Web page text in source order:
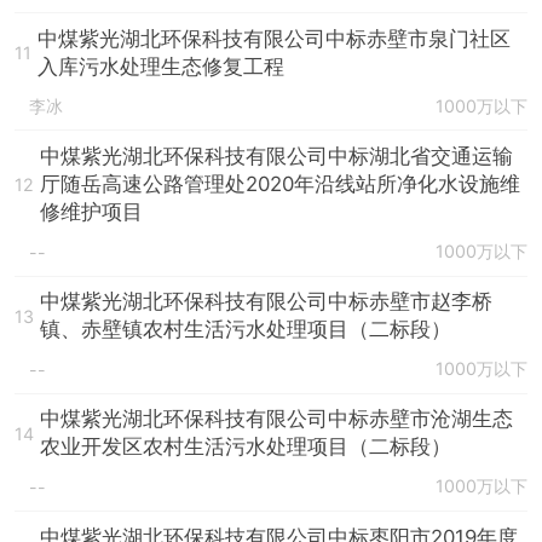
11
中煤紫光湖北环保科技有限公司中标赤壁市泉门社区
入库污水处理生态修复工程
李冰 1000万以下
12
中煤紫光湖北环保科技有限公司中标湖北省交通运输
厅随岳高速公路管理处2020年沿线站所净化水设施维
修维护项目
-- 1000万以下
13
中煤紫光湖北环保科技有限公司中标赤壁市赵李桥
镇、赤壁镇农村生活污水处理项目（二标段）
-- 1000万以下
14
中煤紫光湖北环保科技有限公司中标赤壁市沧湖生态
农业开发区农村生活污水处理项目（二标段）
-- 1000万以下
中煤紫光湖北环保科技有限公司中标枣阳市2019年度